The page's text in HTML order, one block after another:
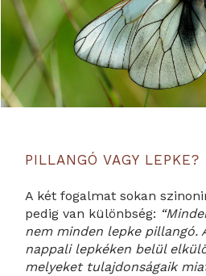
PILLANGÓ VAGY LEPKE?
A két fogalmat sokan
pedig van különbség:
nem minden lepke pillangó.
nappali lepkéken belül
melyeket tulajdonságaik